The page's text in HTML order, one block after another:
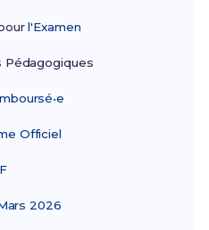
l'Examen
Pédagogiques
Officiel
2026